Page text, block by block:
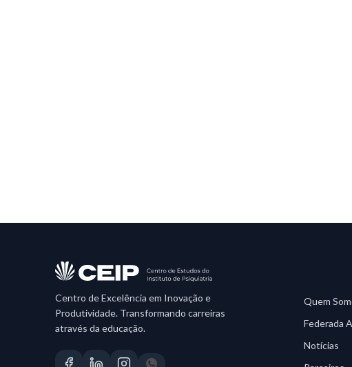
Centro de Excelência em Inovação e
Produtividade. Transformando carreiras
através da educação.
Quem
Federada
Notícias